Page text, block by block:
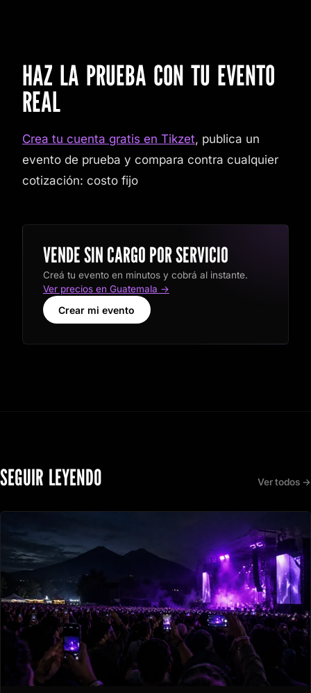
HAZ LA PRUEBA CON TU EVENTO
REAL
Crea tu cuenta gratis en Tikzet, publica un
evento de prueba y compara contra cualquier
cotización: costo fijo
VENDE SIN CARGO POR SERVICIO
Creá tu evento en minutos y cobrá al instante.
Ver precios en Guatemala →
Crear mi evento
SEGUIR LEYENDO Ver todos →